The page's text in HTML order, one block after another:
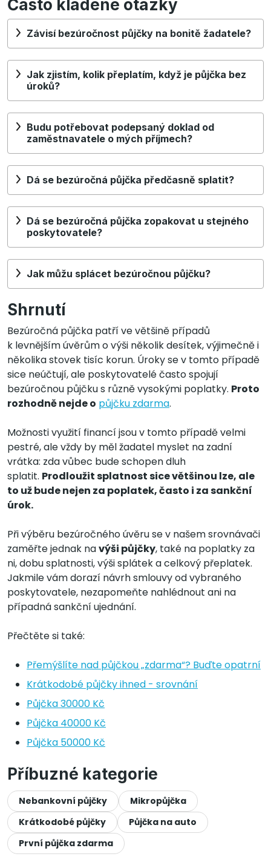
Často kladené otázky
Závisí bezúročnost půjčky na bonitě žadatele?
Jak zjistím, kolik přeplatím, když je půjčka bez
úroků?
Budu potřebovat podepsaný doklad od
zaměstnavatele o mých příjmech?
Dá se bezúročná půjčka předčasně splatit?
Dá se bezúročná půjčka zopakovat u stejného
poskytovatele?
Jak můžu splácet bezúročnou půjčku?
Shrnutí
Bezúročná půjčka patří ve většině případů
k levnějším úvěrům o výši několik desítek, výjimečně i
několika stovek tisíc korun. Úroky se v tomto případě
sice neúčtují, ale poskytovatelé často spojují
bezúročnou půjčku s různě vysokými poplatky. Proto
rozhodně nejde o půjčku zdarma.
Možnosti využití financí jsou v tomto případě velmi
pestré, ale vždy by měl žadatel myslet na zadní
vrátka: zda vůbec bude schopen dluh
splatit. Prodloužit splatnost sice většinou lze, ale
to už bude nejen za poplatek, často i za sankční
úrok.
Při výběru bezúročného úvěru se v našem srovnávači
zaměřte jednak navýši půjčky, také na poplatky za
ni, dobu splatnosti, výši splátek a celkový přeplatek.
Jakmile vám dorazí návrh smlouvy od vybraného
poskytovatele, nezapomeňte nahlédnout ani na
případná sankční ujednání.
Přečtěte si také:
Přemýšlíte nad půjčkou „zdarma“? Buďte opatrní
Krátkodobé půjčky ihned - srovnání
Půjčka 30000 Kč
Půjčka 40000 Kč
Půjčka 50000 Kč
Příbuzné kategorie
Nebankovní půjčky
Mikropůjčka
Krátkodobé půjčky
Půjčka na auto
První půjčka zdarma